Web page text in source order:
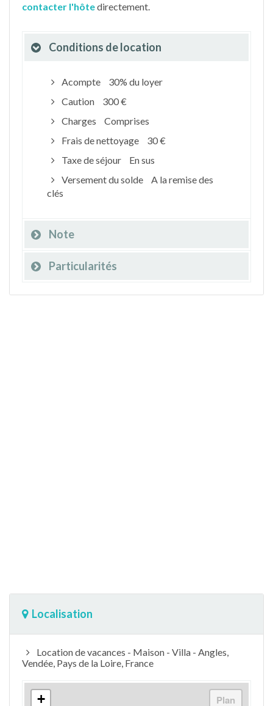
contacter l'hôtedirectement.
Conditions de location
Acompte
30% du loyer
Caution
300 €
Charges
Comprises
Frais de nettoyage
30 €
Taxe de séjour
En sus
Versement du solde
A la remise des
clés
Note
Particularités
Localisation
Location de vacances - Maison - Villa - Angles,
Vendée, Pays de la Loire, France
+